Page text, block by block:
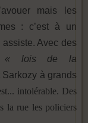
mais les
: c’est à un
Avec des
« lois de la
à grands
intolérable. Des
la rue les policiers